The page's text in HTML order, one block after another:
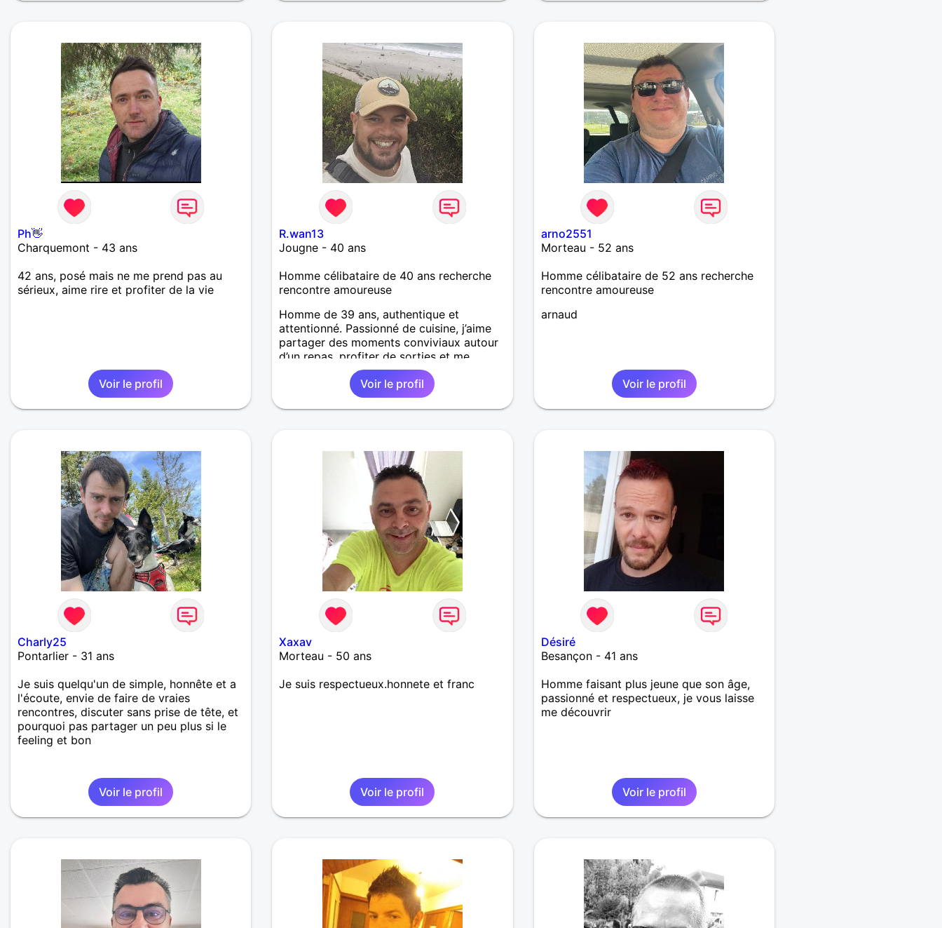
Ph👋
Charquemont - 43 ans
42 ans, posé mais ne me prend pas au
sérieux, aime rire et profiter de la vie
Voir le profil
R.wan13
Jougne - 40 ans
Homme célibataire de 40 ans recherche
rencontre amoureuse
Homme de 39 ans, authentique et
attentionné. Passionné de cuisine, j’aime
partager des moments conviviaux autour
d’un repas, profiter de sorties et me
détendre devant un bon film. Je recherche
une femme sincère et tendre, avec qui
construire une relation sérieuse et
épanouissante.
Voir le profil
arno2551
Morteau - 52 ans
Homme célibataire de 52 ans recherche
rencontre amoureuse
arnaud
Voir le profil
Charly25
Pontarlier - 31 ans
Je suis quelqu'un de simple, honnête et a
l'écoute, envie de faire de vraies
rencontres, discuter sans prise de tête, et
pourquoi pas partager un peu plus si le
feeling et bon
Voir le profil
Xaxav
Morteau - 50 ans
Je suis respectueux.honnete et franc
Voir le profil
Désiré
Besançon - 41 ans
Homme faisant plus jeune que son âge,
passionné et respectueux, je vous laisse
me découvrir
Voir le profil